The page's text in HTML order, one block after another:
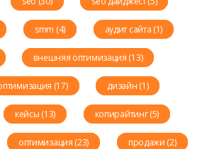
smm (4) аудит сайта (1)
внешняя оптимизация (13)
(17) дизайн (1)
кейсы (13) копирайтинг (5)
оптимизация (23) продажи (2)